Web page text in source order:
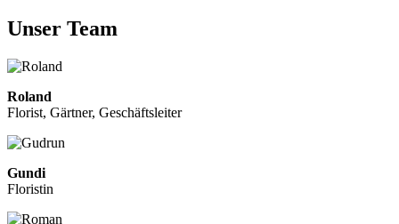
Unser Team
Roland
Florist, Gärtner, Geschäftsleiter
Gundi
Floristin